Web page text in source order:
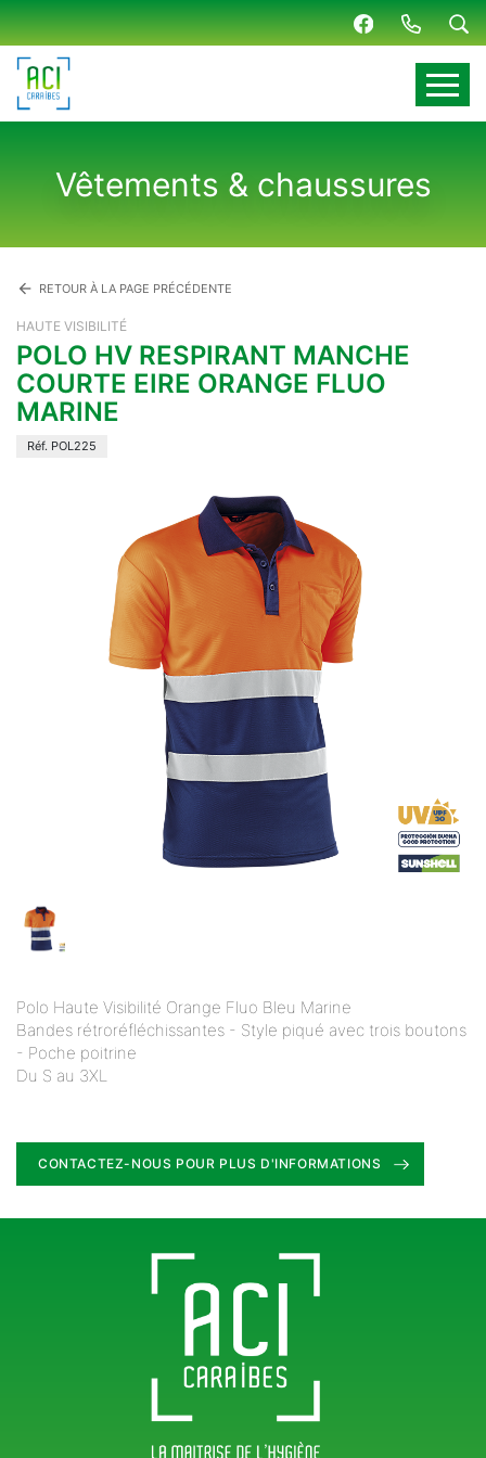
Vêtements & chaussures
arrow_back RETOUR À LA PAGE PRÉCÉDENTE
HAUTE VISIBILITÉ
POLO HV RESPIRANT MANCHE
COURTE EIRE ORANGE FLUO
MARINE
Réf. POL225
Polo Haute Visibilité Orange Fluo Bleu Marine
Bandes rétroréfléchissantes - Style piqué avec trois boutons
- Poche poitrine
Du S au 3XL
CONTACTEZ-NOUS POUR PLUS D'INFORMATIONS
Panneau de gestion des cookies